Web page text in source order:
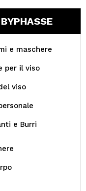
e maschere
per il viso
viso
e Burri